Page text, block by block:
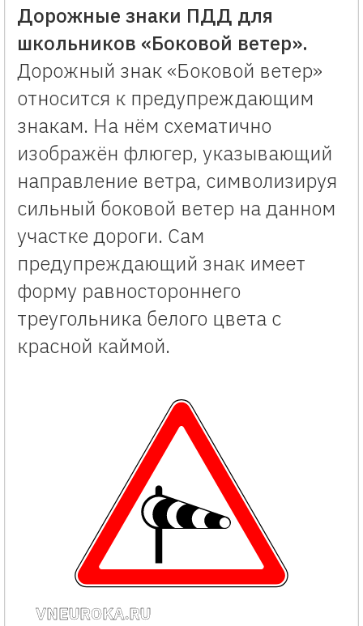
Дорожные знаки ПДД для
школьников «Боковой ветер».
Дорожный знак «Боковой ветер»
относится к предупреждающим
знакам. На нём схематично
изображён флюгер, указывающий
направление ветра, символизируя
сильный боковой ветер на данном
участке дороги. Сам
предупреждающий знак имеет
форму равностороннего
треугольника белого цвета с
красной каймой.
VNEUROKA.RU